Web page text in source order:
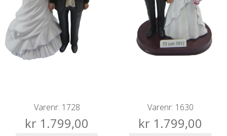
Varenr: 1728
kr 1.799,00
Varenr: 1630
kr 1.799,00